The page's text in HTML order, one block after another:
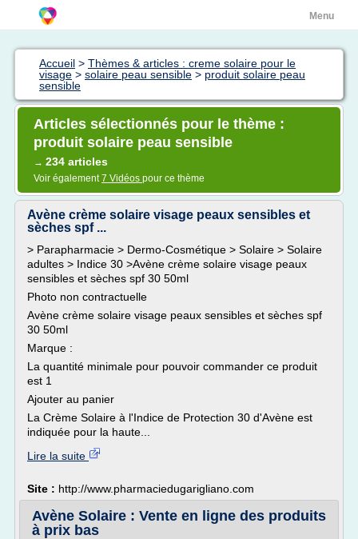
Menu
Accueil > Thèmes & articles : creme solaire pour le
visage > solaire peau sensible > produit solaire peau
sensible
Articles sélectionnés pour le thème :
produit solaire peau sensible
→ 234 articles
Voir également7 Vidéos pour ce thème
Avène crème solaire visage peaux sensibles et
sèches spf ...
> Parapharmacie > Dermo-Cosmétique > Solaire > Solaire
adultes > Indice 30 >Avène crème solaire visage peaux
sensibles et sèches spf 30 50ml
Photo non contractuelle
Avène crème solaire visage peaux sensibles et sèches spf
30 50ml
Marque :
La quantité minimale pour pouvoir commander ce produit
est 1
Ajouter au panier
La Crème Solaire à l'Indice de Protection 30 d'Avène est
indiquée pour la haute...
Lire la suite
Site : http://www.pharmaciedugarigliano.com
Avène Solaire : Vente en ligne des produits
à prix bas